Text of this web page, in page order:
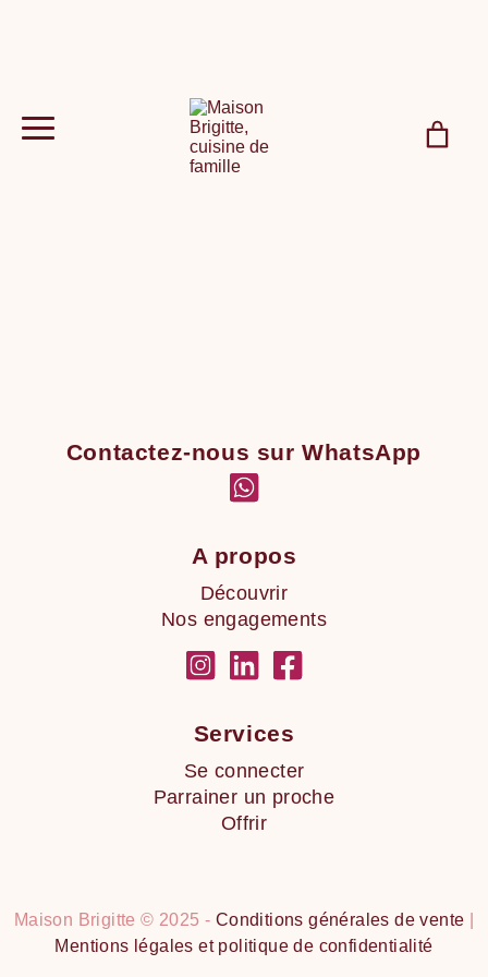
Contactez-nous sur WhatsApp
A propos
Découvrir
Nos engagements
Services
Se connecter
Parrainer un proche
Offrir
Maison Brigitte © 2025 - Conditions générales de vente
Mentions légales et politique de confidentialité